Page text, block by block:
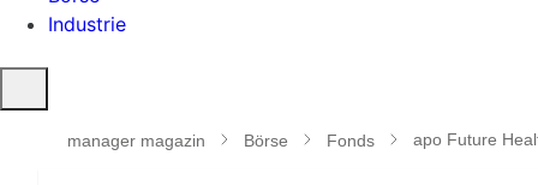
Industrie
öffnen
manager magazin Börse Fonds apo Future